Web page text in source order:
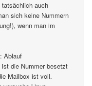
tatsächlich auch
sich keine Nummern
wenn man im
Ablauf
ist die Nummer besetzt
Mailbox ist voll.